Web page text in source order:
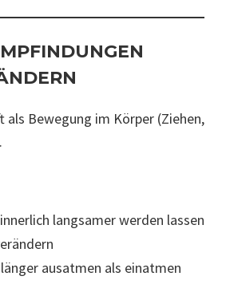
als Bewegung im Körper (Ziehen,
langsamer werden lassen
ausatmen als einatmen